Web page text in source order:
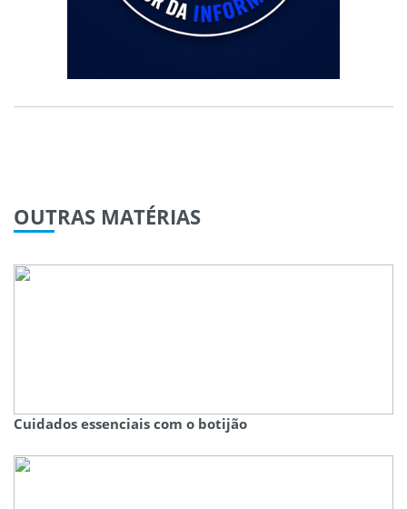
OUTRAS MATÉRIAS
Cuidados essenciais com o botijão